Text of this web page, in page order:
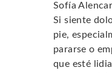
Sofía Alencar
Si siente
pie,
pararse o
que esté